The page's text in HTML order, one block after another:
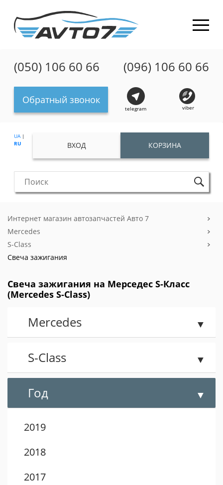
(050) 106 60 66 (096) 106 60 66
Обратный звонок
telegram viber
UA|
RU
ВХОД КОРЗИНА
Интернет магазин автозапчастей Авто 7
Mercedes
S-Class
Свеча зажигания
Свеча зажигания на Мерседес S-Класс
(Mercedes S-Class)
Mercedes
S-Class
Год
2019
2018
2017